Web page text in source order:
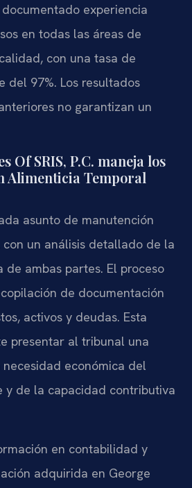
experiencia
en todas las áreas de
con una tasa de
del 97%. Los resultados
no garantizan un
Of SRIS, P.C. maneja los
Alimenticia Temporal
asunto de manutención
un análisis detallado de la
de ambas partes. El proceso
de documentación
activos y deudas. Esta
presentar al tribunal una
económica del
y de la capacidad contributiva
en contabilidad y
adquirida en George